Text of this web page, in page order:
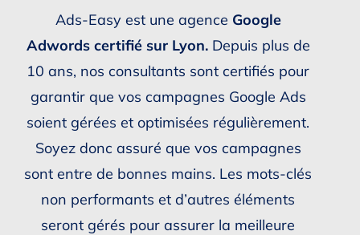
Ads-Easy est une agence Google
Adwords certifié sur Lyon.Depuis plus de
10 ans, nos consultants sont certifiés pour
garantir que vos campagnes Google Ads
soient gérées et optimisées régulièrement.
Soyez donc assuré que vos campagnes
sont entre de bonnes mains. Les mots-clés
non performants et d’autres éléments
seront gérés pour assurer la meilleure